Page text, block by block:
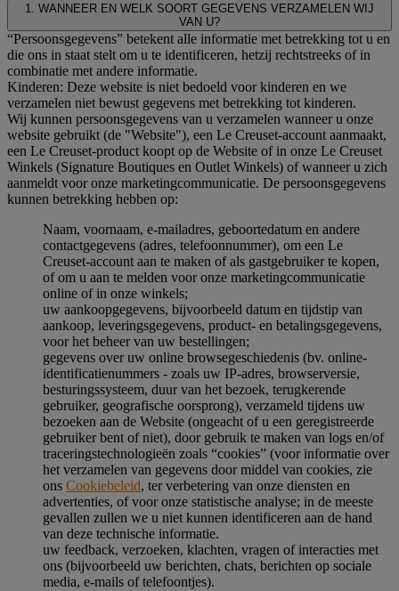
1. WANNEER EN WELK SOORT GEGEVENS VERZAMELEN WIJ
VAN U?
“Persoonsgegevens” betekent alle informatie met betrekking tot u en
die ons in staat stelt om u te identificeren, hetzij rechtstreeks of in
combinatie met andere informatie.
Kinderen: Deze website is niet bedoeld voor kinderen en we
verzamelen niet bewust gegevens met betrekking tot kinderen.
Wij kunnen persoonsgegevens van u verzamelen wanneer u onze
website gebruikt (de "Website"), een Le Creuset-account aanmaakt,
een Le Creuset-product koopt op de Website of in onze Le Creuset
Winkels (Signature Boutiques en Outlet Winkels) of wanneer u zich
aanmeldt voor onze marketingcommunicatie. De persoonsgegevens
kunnen betrekking hebben op:
Naam, voornaam, e-mailadres, geboortedatum en andere
contactgegevens (adres, telefoonnummer), om een Le
Creuset-account aan te maken of als gastgebruiker te kopen,
of om u aan te melden voor onze marketingcommunicatie
online of in onze winkels;
uw aankoopgegevens, bijvoorbeeld datum en tijdstip van
aankoop, leveringsgegevens, product- en betalingsgegevens,
voor het beheer van uw bestellingen;
gegevens over uw online browsegeschiedenis (bv. online-
identificatienummers - zoals uw IP-adres, browserversie,
besturingssysteem, duur van het bezoek, terugkerende
gebruiker, geografische oorsprong), verzameld tijdens uw
bezoeken aan de Website (ongeacht of u een geregistreerde
gebruiker bent of niet), door gebruik te maken van logs en/of
traceringstechnologieën zoals “cookies” (voor informatie over
het verzamelen van gegevens door middel van cookies, zie
ons Cookiebeleid, ter verbetering van onze diensten en
advertenties, of voor onze statistische analyse; in de meeste
gevallen zullen we u niet kunnen identificeren aan de hand
van deze technische informatie.
uw feedback, verzoeken, klachten, vragen of interacties met
ons (bijvoorbeeld uw berichten, chats, berichten op sociale
media, e-mails of telefoontjes).